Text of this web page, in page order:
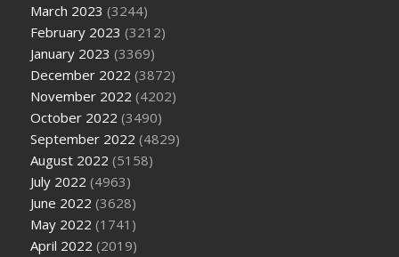
March 2023 (3244)
February 2023 (3212)
January 2023 (3369)
December 2022 (3872)
November 2022 (4202)
October 2022 (3490)
September 2022 (4829)
August 2022 (5158)
July 2022 (4963)
June 2022 (3628)
May 2022 (1741)
April 2022 (2019)